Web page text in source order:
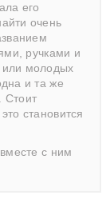
его
очень
ручками и
или молодых
и та же
Стоит
становится
с ним